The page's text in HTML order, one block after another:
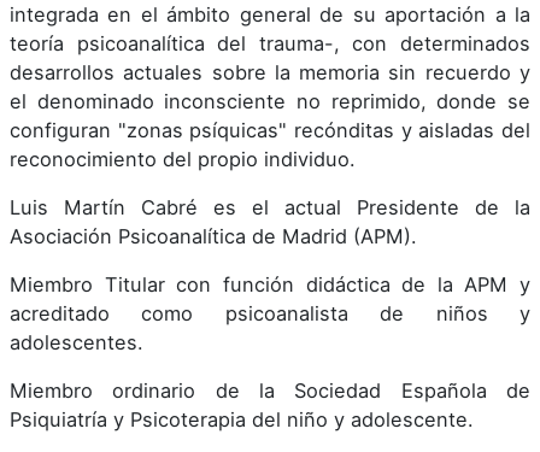
integrada en el ámbito general de su aportación a la
teoría psicoanalítica del trauma-, con determinados
desarrollos actuales sobre la memoria sin recuerdo y
el denominado inconsciente no reprimido, donde se
configuran "zonas psíquicas" recónditas y aisladas del
reconocimiento del propio individuo.
Luis Martín Cabré es el actual Presidente de la
Asociación Psicoanalítica de Madrid (APM).
Miembro Titular con función didáctica de la APM y
acreditado como psicoanalista de niños y
adolescentes.
Miembro ordinario de la Sociedad Española de
Psiquiatría y Psicoterapia del niño y adolescente.